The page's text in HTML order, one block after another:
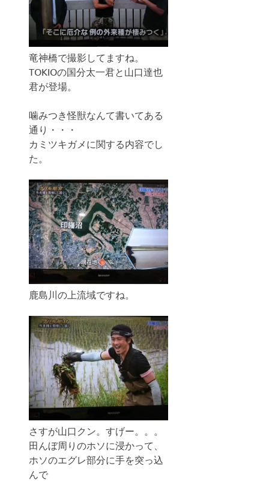
竜神橋で撮影してますね。
TOKIOの国分太一君と山口達也
君が登場。
噛みつき怪獣なんて書いてある
通り・・・
カミツキガメに関する内容でし
た。
鹿島川の上流域ですね。
さすが山口クン。すげー。。。
田んぼ周りのホソに浸かって、
ホソのエグレ部分に手を突っ込
んで